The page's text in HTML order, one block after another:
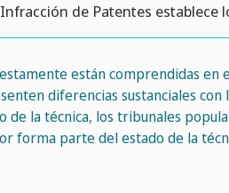
de Patentes establece
están comprendidas en
diferencias sustanciales con
de la técnica, los tribunales
forma parte del estado de la